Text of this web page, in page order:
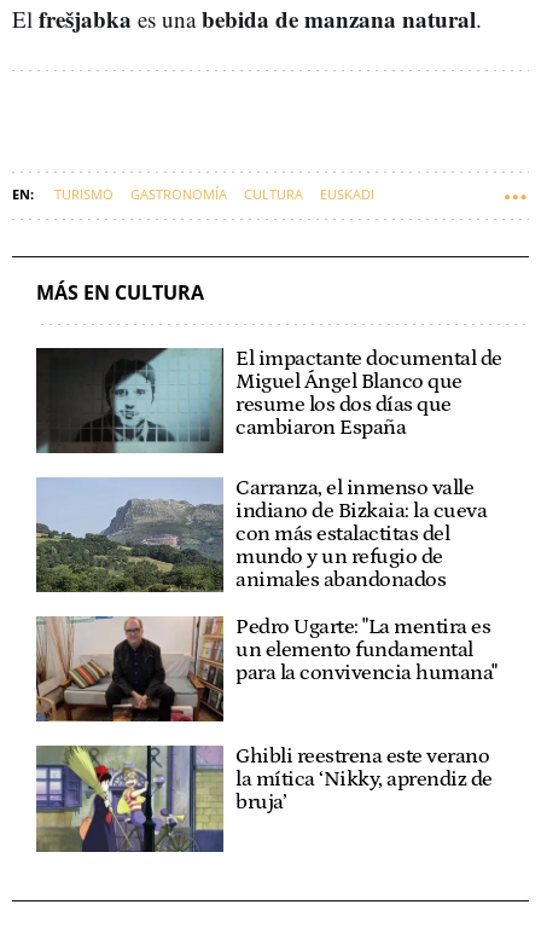
El frešjabka es unabebida de manzana natural.
TURISMO GASTRONOMÍA CULTURA EUSKADI
MÁS EN CULTURA
El impactante documental de
Miguel Ángel Blanco que
resume los dos días que
cambiaron España
Carranza, el inmenso valle
indiano de Bizkaia: la cueva
con más estalactitas del
mundo y un refugio de
animales abandonados
Pedro Ugarte: "La mentira es
un elemento fundamental
para la convivencia humana"
Ghibli reestrena este verano
la mítica ‘Nikky, aprendiz de
bruja’